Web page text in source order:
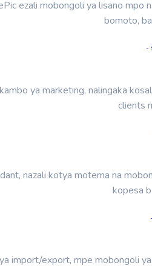
ezali mobongoli ya lisano mpo
bomoto,
-
ya marketing, nalingaka
clients
nazali kotya motema na
kopesa
import/export, mpe mobongoli